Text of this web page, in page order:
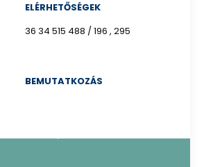
ELÉRHETŐSÉGEK
36 34 515 488 / 196 , 295
BEMUTATKOZÁS